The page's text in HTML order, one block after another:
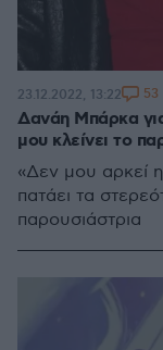
Δανάη Μπάρκα
μου κλείνει το
«Δεν μου αρκεί
πατάει τα
παρουσιάστρια
23.12.2022, 13:22 53